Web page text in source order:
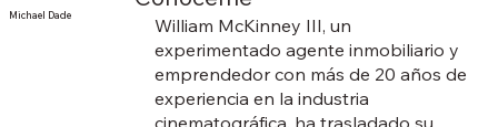
Michael Dade
William McKinney III, un
experimentado agente inmobiliario y
emprendedor con más de 20 años de
experiencia en la industria
cinematográfica, ha trasladado su